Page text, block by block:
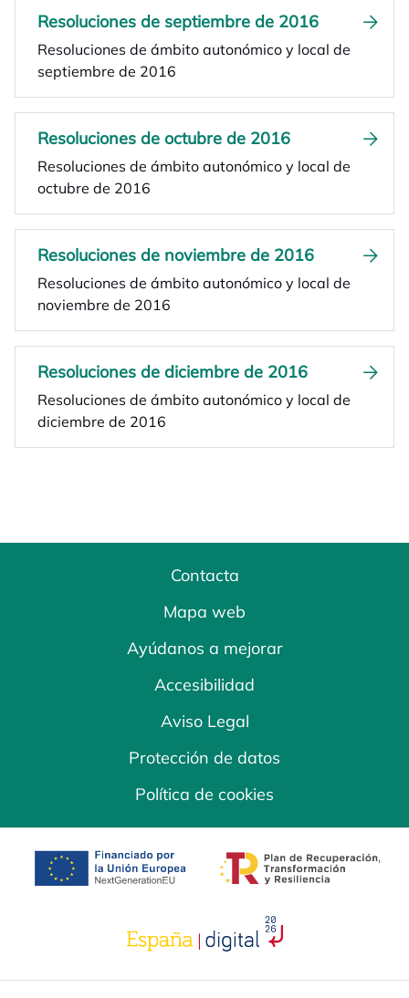
Resoluciones de septiembre de 2016
Resoluciones de ámbito autonómico y local de
septiembre de 2016
Resoluciones de octubre de 2016
Resoluciones de ámbito autonómico y local de
octubre de 2016
Resoluciones de noviembre de 2016
Resoluciones de ámbito autonómico y local de
noviembre de 2016
Resoluciones de diciembre de 2016
Resoluciones de ámbito autonómico y local de
diciembre de 2016
Contacta
Mapa web
Ayúdanos a mejorar
Accesibilidad
Aviso Legal
Protección de datos
Política de cookies
se abre en una pestaña nuevase abre en una
se abre en una pestaña